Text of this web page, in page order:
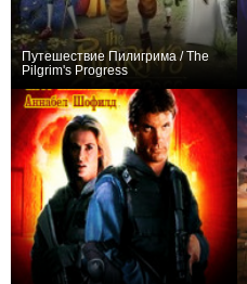
Путешествие Пилигрима / The
Pilgrim's Progress